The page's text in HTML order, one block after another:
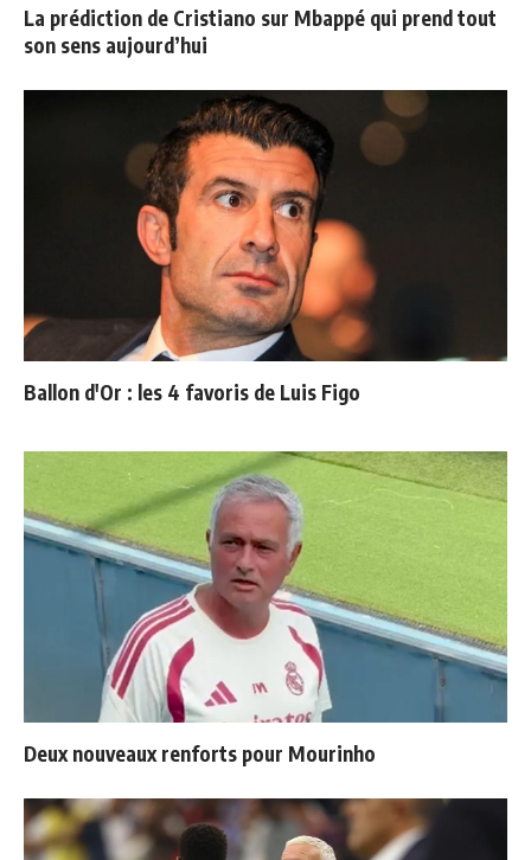
La prédiction de Cristiano sur Mbappé qui prend tout
son sens aujourd’hui
Ballon d'Or : les 4 favoris de Luis Figo
Deux nouveaux renforts pour Mourinho